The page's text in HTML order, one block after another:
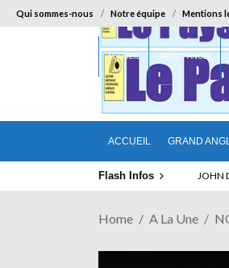
Qui sommes-nous Notre équipe Mentions
ACCUEIL GRAND
ACCUEIL GRAND ANGLE
Flash Infos
Home A La Une